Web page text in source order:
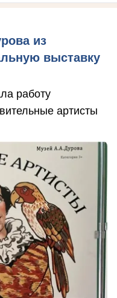
из
выставку
работу
артисты